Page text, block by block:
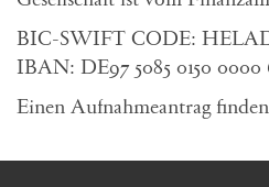
BIC-SWIFT CODE:
IBAN: DE97 5085 0150 0000
Einen Aufnahmeantrag